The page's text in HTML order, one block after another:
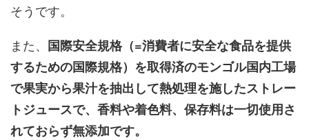
そうです。
また、 国際安全規格（=消費者に安全な食品を提供
するための国際規格）を取得済のモンゴル国内工場
で果実から果汁を抽出して熱処理を施したストレー
トジュースで、香料や着色料、保存料は一切使用さ
れておらず無添加です。